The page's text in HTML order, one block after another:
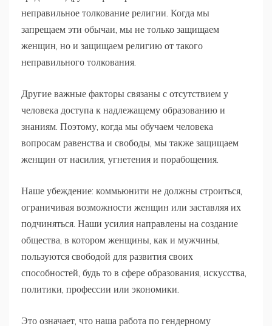
неправильное толкование религии. Когда мы
запрещаем эти обычаи, мы не только защищаем
женщин, но и защищаем религию от такого
неправильного толкования.
Другие важные факторы связаны с отсутствием у
человека доступа к надлежащему образованию и
знаниям. Поэтому, когда мы обучаем человека
вопросам равенства и свободы, мы также защищаем
женщин от насилия, угнетения и порабощения.
Наше убеждение: коммьюнити не должны строиться,
ограничивая возможности женщин или заставляя их
подчиняться. Наши усилия направлены на создание
общества, в котором женщины, как и мужчины,
пользуются свободой для развития своих
способностей, будь то в сфере образования, искусства,
политики, профессии или экономики.
Это означает, что наша работа по гендерному